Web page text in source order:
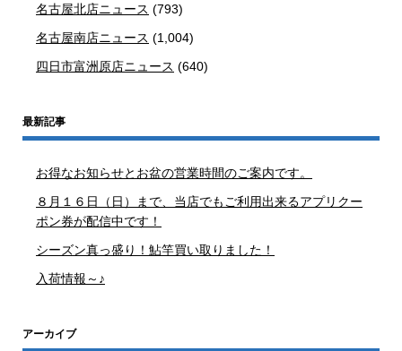
名古屋北店ニュース (793)
名古屋南店ニュース (1,004)
四日市富洲原店ニュース (640)
最新記事
お得なお知らせとお盆の営業時間のご案内です。
８月１６日（日）まで、当店でもご利用出来るアプリクー
ポン券が配信中です！
シーズン真っ盛り！鮎竿買い取りました！
入荷情報～♪
アーカイブ